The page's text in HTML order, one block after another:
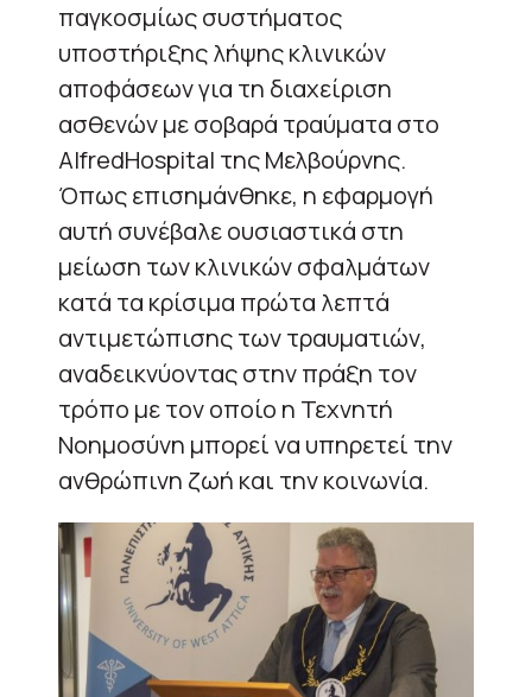
παγκοσμίως συστήματος
υποστήριξης λήψης κλινικών
αποφάσεων για τη διαχείριση
ασθενών με σοβαρά τραύματα στο
AlfredHospital της Μελβούρνης.
Όπως επισημάνθηκε, η εφαρμογή
αυτή συνέβαλε ουσιαστικά στη
μείωση των κλινικών σφαλμάτων
κατά τα κρίσιμα πρώτα λεπτά
αντιμετώπισης των τραυματιών,
αναδεικνύοντας στην πράξη τον
τρόπο με τον οποίο η Τεχνητή
Νοημοσύνη μπορεί να υπηρετεί την
ανθρώπινη ζωή και την κοινωνία.